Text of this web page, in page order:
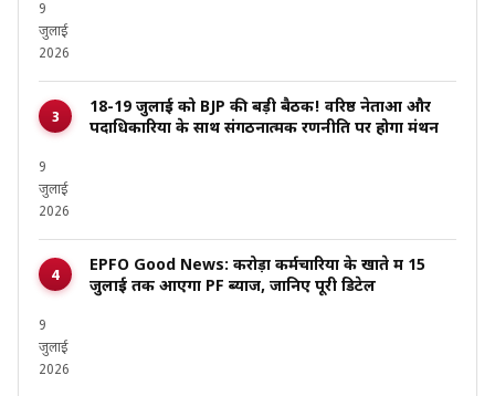
9
जुलाई
2026
18-19 जुलाई को BJP की बड़ी बैठक! वरिष्ठ नेताओं और
पदाधिकारियों के साथ संगठनात्मक रणनीति पर होगा मंथन
9
जुलाई
2026
EPFO Good News: करोड़ों कर्मचारियों के खाते में 15
जुलाई तक आएगा PF ब्याज, जानिए पूरी डिटेल
9
जुलाई
2026